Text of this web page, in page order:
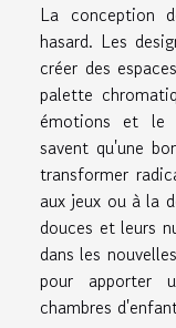
La conception
hasard. Les
créer des
palette
émotions et le
savent qu'une
transformer
aux jeux ou à la
douces et leurs
dans les
pour apporter
chambres